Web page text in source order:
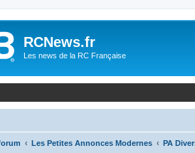
RCNews.fr
Les news de la RC Française
Les Petites Annonces Modernes PA